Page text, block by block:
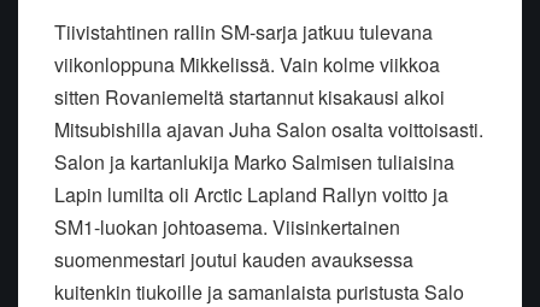
Tiivistahtinen rallin SM-sarja jatkuu tulevana
viikonloppuna Mikkelissä. Vain kolme viikkoa
sitten Rovaniemeltä startannut kisakausi alkoi
Mitsubishilla ajavan Juha Salon osalta voittoisasti.
Salon ja kartanlukija Marko Salmisen tuliaisina
Lapin lumilta oli Arctic Lapland Rallyn voitto ja
SM1-luokan johtoasema. Viisinkertainen
suomenmestari joutui kauden avauksessa
kuitenkin tiukoille ja samanlaista puristusta Salo